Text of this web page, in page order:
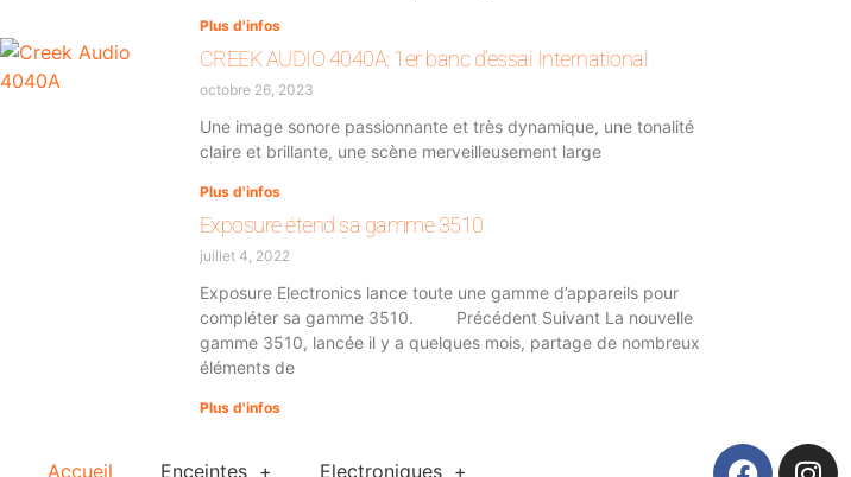
Plus d'infos
CREEK AUDIO 4040A: 1er banc d’essai International
octobre 26, 2023
Une image sonore passionnante et très dynamique, une tonalité
claire et brillante, une scène merveilleusement large
Plus d'infos
Exposure étend sa gamme 3510
juillet 4, 2022
Exposure Electronics lance toute une gamme d’appareils pour
compléter sa gamme 3510. Précédent Suivant La nouvelle
gamme 3510, lancée il y a quelques mois, partage de nombreux
éléments de
Plus d'infos
Accueil Enceintes Electroniques